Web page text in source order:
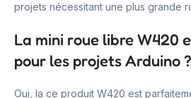
projets nécessitant une plus grande
La mini roue libre W420
pour les projets Arduino ?
Oui, la ce produit W420 est